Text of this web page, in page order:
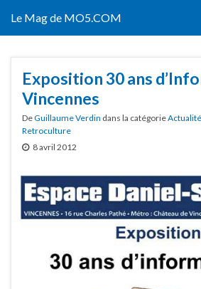
Le Mag de MO5.COM
Exposition 30 ans
Vincennes
DeGuillaume Verdin dans la catégorie
Retroculture
8 avril 2012